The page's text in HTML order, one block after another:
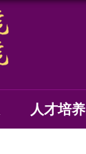
人才培养